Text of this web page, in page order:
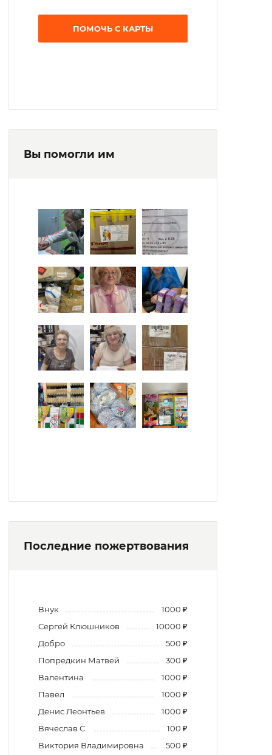
ПОМОЧЬ С КАРТЫ
Вы помогли им
Последние пожертвования
Внук
1000 ₽
Сергей Клюшников
10000 ₽
Добро
500 ₽
Попредкин Матвей
300 ₽
Валентина
1000 ₽
Павел
1000 ₽
Денис Леонтьев
1000 ₽
Вячеслав С.
100 ₽
Виктория Владимировна
500 ₽